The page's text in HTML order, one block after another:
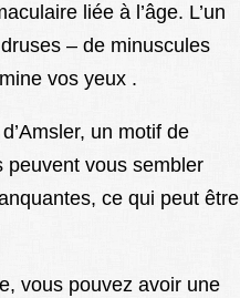
liée à l’âge. L’un
– de minuscules
vos yeux .
un motif de
peuvent vous sembler
ce qui peut être
vous pouvez avoir une